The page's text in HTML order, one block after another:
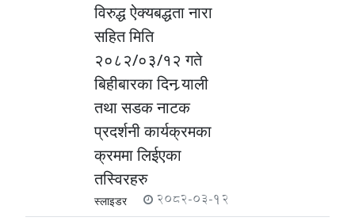
विरुद्ध ऐक्यबद्धता नारा
सहित मिति
२०८२/०३/१२ गते
बिहीबारका दिन र्‍याली
तथा सडक नाटक
प्रदर्शनी कार्यक्रमका
क्रममा लिईएका
तस्विरहरु
स्लाइडर 2082-03-12